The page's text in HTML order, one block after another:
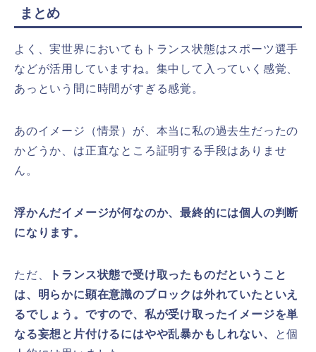
まとめ
よく、実世界においてもトランス状態はスポーツ選手
などが活用していますね。集中して入っていく感覚、
あっという間に時間がすぎる感覚。
あのイメージ（情景）が、本当に私の過去生だったの
かどうか、は正直なところ証明する手段はありませ
ん。
浮かんだイメージが何なのか、最終的には個人の判断
になります。
ただ、
トランス状態で受け取ったものだということ
は、明らかに顕在意識のブロックは外れていたといえ
るでしょう。ですので、私が受け取ったイメージを単
なる妄想と片付けるにはやや乱暴かもしれない、
と個